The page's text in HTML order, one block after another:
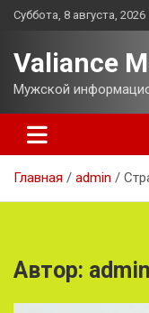
Перейти
Суббота, 8 августа, 2026
Valiance
Мужской
Главная admin
Автор: admin